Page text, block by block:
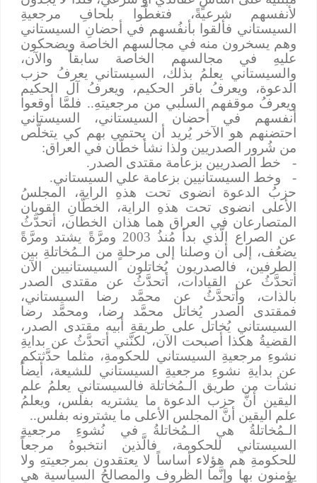
لأنفسهم شرعيةً، فتغطَّوا بلحافِ مرجعيةِ
السيستاني فألقوا بأنفُسهم في أحضانِ السيستاني
وهم يسخرون منه في مجالسهم الخاصة ويضحكون
عليهِ في مجالسهم الخاصة سابقاً والآن،
والسيستاني يعلمُ بذلك، السيستاني يعرفُ حزب
الدعوة، ويعرفُ باقر الحكيم، ويعرفُ آل الحكيم
ويعرفُ موقفهم السلبي من مرجعيتهِ..
فلمَّا أوقعوا
أنفسهم في أحضان السيستاني، السيستاني
احتضنهم هو الآخر يُريد أن يحتمي بهم كي يتخلَّص
من شُرور الصدريين ولذا نشأ خطّان في العراق:
خط الصدريين بزعامة مقتدى الصدر.
وخط السيستانيين بزعامة علي السيستاني.
حزبُ الدعوة انضوى تحت هذهِ الراية، المجلسُ
الأعلى انضوى تحت هذهِ الراية، الخطّانِ القويان
المتصارعان في العراق هما هذان الخطان، أتحدَّثُ
عن الصراع الَّذي بدأ مُنذُ 2003 ومرَّةً يشتد ومرَّةً
يضعُف، إلى أن وصلنا إلى مرحلةٍ من الـمُخاتلةِ بين
الطرفين، فالصدريون يُخاتلون السيستانيين الآن
أتحدَّثُ عن القيادات، أتحدَّثُ عن مقتدى الصدر
بالذات، وأتحدَّثُ عن محمَّد رضا السيستاني،
فمقتدى الصدر يُخاتل محمَّد رضا، ومحمَّد رضا
السيستاني يُخاتل على طريقةِ أبيه مقتدى الصدر،
القضيةُ هكذا أصبحت الآن، لكنَّني أتحدَّثُ عن بدايةِ
نشوءِ مرجعيةِ السيستاني للحكومةِ، مثلما حدَّثتكم
عن بدايةِ نشوءِ مرجعيةِ السيستاني للشيعة، أيضاً
نشأت من طريق الـمُخاتلة فالسيستاني يعلمُ علم
اليقين أنَّ حزب الدعوة ما يشتريه بفلس، ويعلمُ
علم اليقين أنَّ المجلس الأعلى ما يشترونه بفلس..
الـمُخاتلةُ هي الـمُخاتلةُ في نُشوءِ مرجعيةِ
السيستاني للحكومة، فالَّذين انتخبوهُ مرجعاً
للحكومةِ هم هؤلاء أساساً لا يعتقدون بمرجعيتهِ ولا
يؤمنون بها وإنَّما الظروف والمصالحُ السياسية هي